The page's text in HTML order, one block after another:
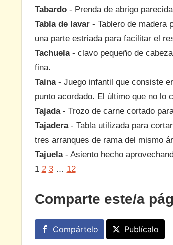
Tabardo- Prenda de abrigo
Tabla de lavar- Tablero de madera
una parte estriada para facilitar el
Tachuela- clavo pequeño de
fina.
Taina- Juego infantil que consiste
punto acordado. El último que no lo
Tajada- Trozo de carne cortado
Tajadera- Tabla utilizada para
tres arranques de rama del mismo
Tajuela- Asiento hecho
1 2 3 … 12
Comparte este/a
Compártelo Publícalo